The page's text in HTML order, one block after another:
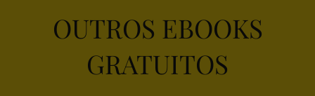
OUTROS EBOOKS
GRATUITOS